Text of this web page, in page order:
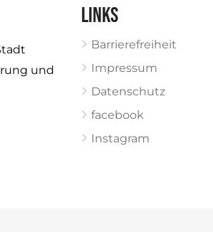
und
Links
Barrierefreiheit
Impressum
Datenschutz
facebook
Instagram